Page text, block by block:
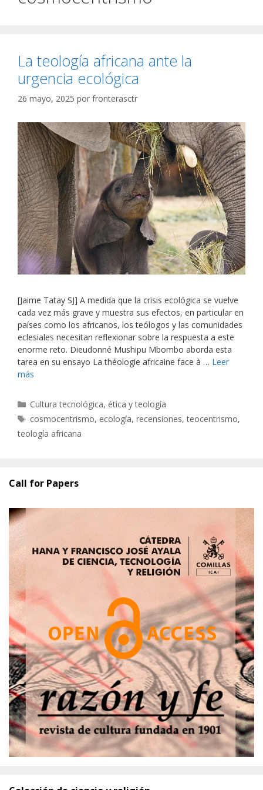
La teología africana ante la
urgencia ecológica
26 mayo, 2025 por fronterasctr
[Jaime Tatay SJ] A medida que la crisis ecológica se vuelve
cada vez más grave y muestra sus efectos, en particular en
países como los africanos, los teólogos y las comunidades
eclesiales necesitan reflexionar sobre la respuesta a este
enorme reto. Dieudonné Mushipu Mbombo aborda esta
tarea en su ensayo La théologie africaine face à … Leer
más
Categorías
Cultura tecnológica, ética y teología
Etiquetas
cosmocentrismo, ecología,recensiones,teocentrismo,
teología africana
Call for Papers